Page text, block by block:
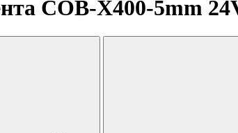
COB-X400-5mm